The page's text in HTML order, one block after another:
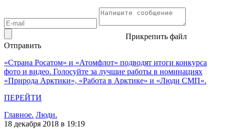
Прикрепить файл
Отправить
«Страна Росатом» и «Атомфлот» подводят итоги конкурса
фото и видео. Голосуйте за лучшие работы в номинациях
«Природа Арктики», «Работа в Арктике» и «Люди СМП».
ПЕРЕЙТИ
Главное. Люди.
18 декабря 2018 в 19:19